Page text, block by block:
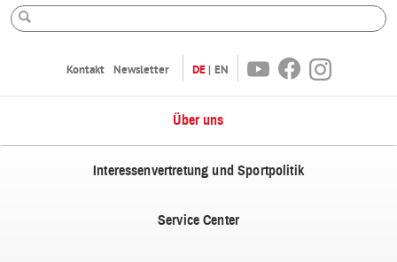
Kontakt Newsletter DE EN YoutubeFacebookInstagram
Über uns
Interessenvertretung und Sportpolitik
Service Center